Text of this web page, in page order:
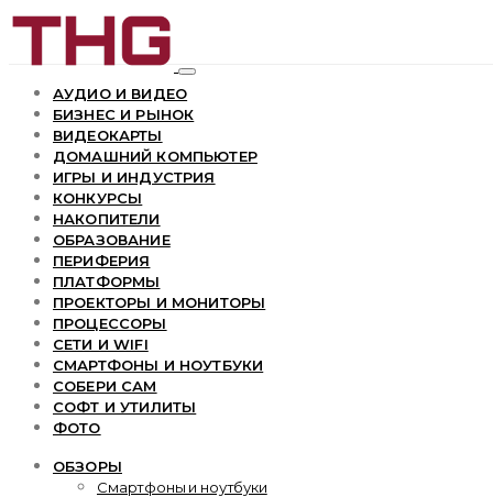
АУДИО И ВИДЕО
БИЗНЕС И РЫНОК
ВИДЕОКАРТЫ
ДОМАШНИЙ КОМПЬЮТЕР
ИГРЫ И ИНДУСТРИЯ
КОНКУРСЫ
НАКОПИТЕЛИ
ОБРАЗОВАНИЕ
ПЕРИФЕРИЯ
ПЛАТФОРМЫ
ПРОЕКТОРЫ И МОНИТОРЫ
ПРОЦЕССОРЫ
СЕТИ И WIFI
СМАРТФОНЫ И НОУТБУКИ
СОБЕРИ САМ
СОФТ И УТИЛИТЫ
ФОТО
ОБЗОРЫ
Смартфоны и ноутбуки